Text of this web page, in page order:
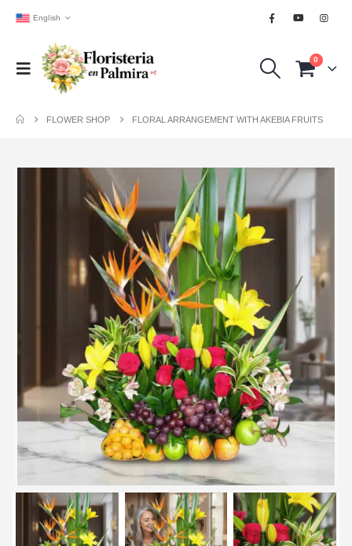
English
0
FLOWER SHOP FLORAL ARRANGEMENT WITH AKEBIA FRUITS